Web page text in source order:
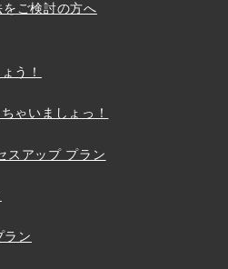
をご検討の方へ
う！
ゃいましょっ！
スアップ プラン
ラン